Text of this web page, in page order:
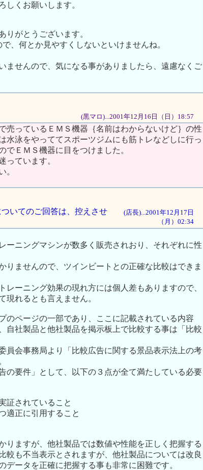
しくお願いします。
りがとうございます。
、何とか見やすくしないといけませんね。
ませんので、気になる事がありましたら、遠慮なくご
(黒マロ)...2001年12月16日（日）18:57
売っているＥＭＳ機器｛名前はわからないけど｝の性
水泳をやっててスポーツジムにも筋トレなどしに行っ
でＥＭＳ機器に目をつけました。
っています。
。
いてのご回答は、控えさせ
(店長)...2001年12月17日
（月）02:34
ーニングマシンが数多く販売されおり、それぞれに性
りませんので、ツインビートとの正確な比較はできま
レーニング効果の現れ方には個人差もありますので、
現れるとも言えません。
のページの一部であり、ここに記載されている内容
自社製品と他社製品を掲示板上で比較する事は「比較
員会事務局より「比較広告に関する景品表示法上の考
の要件」として、以下の３点が全て満たしている必要
証されていること
適正に引用すること
りますが、他社製品では数値や性能を正しく把握する
較も不当表示とされますが、他社製品については改良
データを正確に把握する事も非常に困難です。